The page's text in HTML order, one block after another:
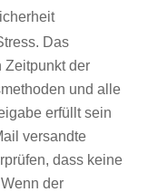
Das
Zeitpunkt der
und alle
erfüllt sein
versandte
dass keine
der